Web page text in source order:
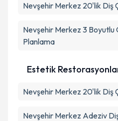
Nevşehir Merkez 20'lik Diş
Nevşehir Merkez 3
Planlama
Estetik
Nevşehir Merkez 20'lik Diş
Nevşehir Merkez Adeziv